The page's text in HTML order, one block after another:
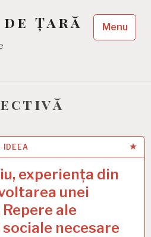
Țară Menu
IDEEA
experiența din
unei
ale
necesare